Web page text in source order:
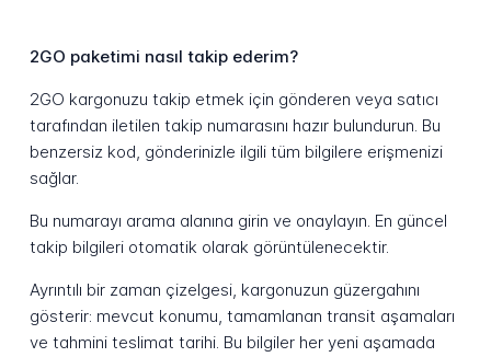
2GO paketimi nasıl takip ederim?
2GO kargonuzu takip etmek için gönderen veya satıcı
tarafından iletilen takip numarasını hazır bulundurun. Bu
benzersiz kod, gönderinizle ilgili tüm bilgilere erişmenizi
sağlar.
Bu numarayı arama alanına girin ve onaylayın. En güncel
takip bilgileri otomatik olarak görüntülenecektir.
Ayrıntılı bir zaman çizelgesi, kargonuzun güzergahını
gösterir: mevcut konumu, tamamlanan transit aşamaları
ve tahmini teslimat tarihi. Bu bilgiler her yeni aşamada